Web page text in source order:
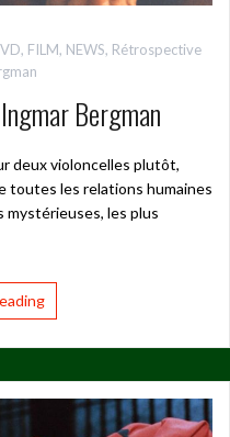
, FILM, NEWS, Rétrospective
Bergman
deux violoncelles plutôt,
toutes les relations humaines
mystérieuses, les plus